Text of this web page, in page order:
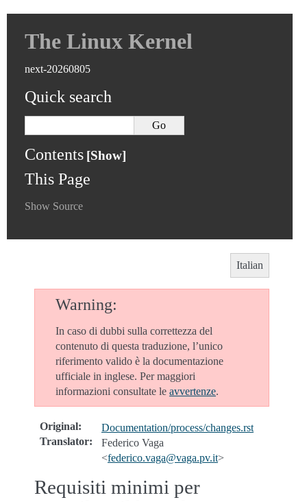
The Linux Kernel
next-20260805
Quick search
Contents
This Page
Show Source
Italian
Warning
In caso di dubbi sulla correttezza del
contenuto di questa traduzione, l’unico
riferimento valido è la documentazione
ufficiale in inglese. Per maggiori
informazioni consultate le avvertenze.
Original:
Documentation/process/changes.rst
Translator:
Federico Vaga
<federico.vaga@vaga.pv.it>
Requisiti minimi per